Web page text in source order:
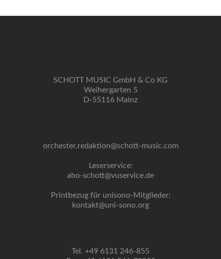
SCHOTT MUSIC GmbH & Co KG
Weihergarten 5
D-55116 Mainz
orchester.redaktion@schott-music.com
Leserservice:
abo-schott@vuservice.de
Printbezug für unisono-Mitglieder:
kontakt@uni-sono.org
Tel. +49 6131 246-855